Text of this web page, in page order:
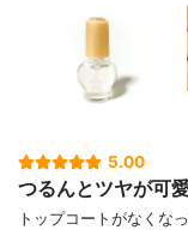
5.00
つるんとツヤが可
トップコートがなくな